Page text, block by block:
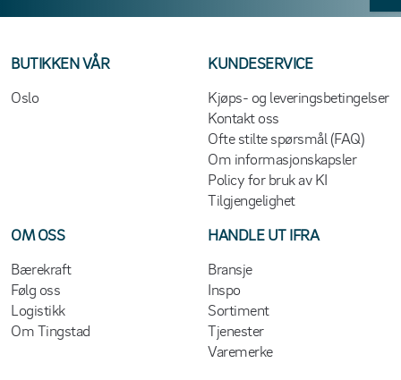
BUTIKKEN VÅR
Oslo
KUNDESERVICE
Kjøps- og leveringsbetingelser
Kontakt oss
Ofte stilte spørsmål (FAQ)
Om informasjonskapsler
Policy for bruk av KI
Tilgjengelighet
OM OSS
Bærekraft
Følg oss
Logistikk
Om Tingstad
HANDLE UT IFRA
Bransje
Inspo
Sortiment
Tjenester
Varemerke